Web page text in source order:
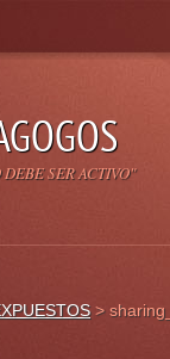
SER ACTIVO"
>